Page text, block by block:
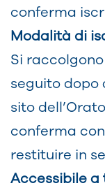
conferma
Modalità di
Si
seguito dopo
sito
conferma
restituire in
Accessibile a